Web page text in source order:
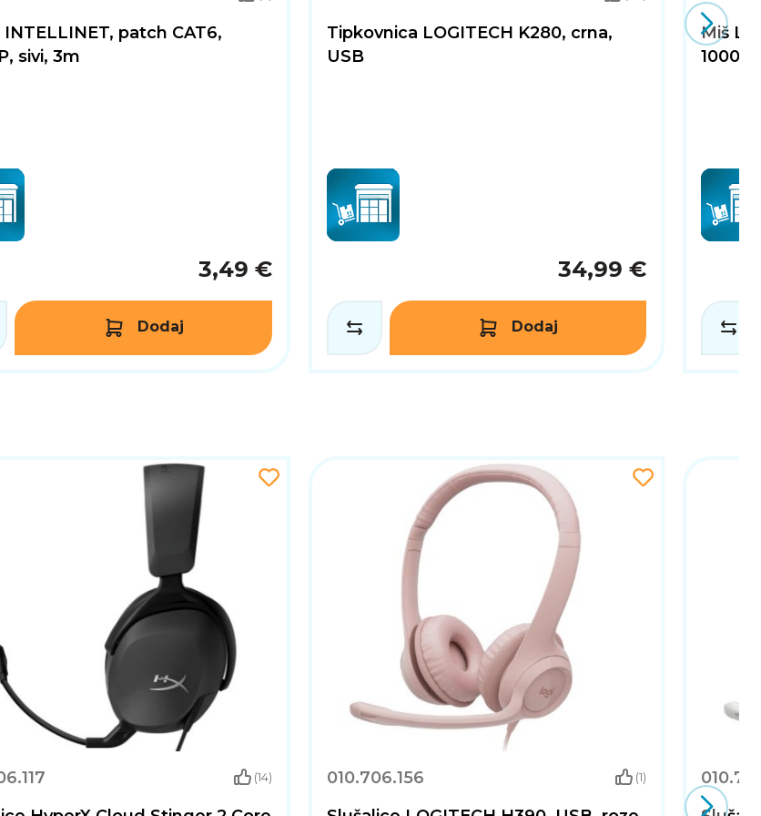
INTELLINET, patch CAT6,
sivi, 3m
3,49 €
Dodaj
Tipkovnica LOGITECH K280, crna,
USB
34,99 €
Dodaj
Miš
(14) 010.706.156 (1)